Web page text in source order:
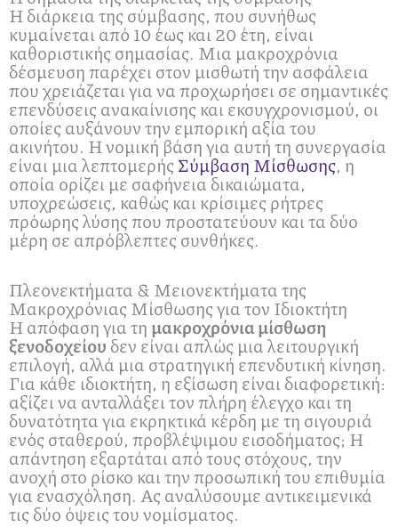
Η διάρκεια της σύμβασης, που συνήθως
κυμαίνεται από 10 έως και 20 έτη, είναι
καθοριστικής σημασίας. Μια μακροχρόνια
δέσμευση παρέχει στον μισθωτή την ασφάλεια
που χρειάζεται για να προχωρήσει σε σημαντικές
επενδύσεις ανακαίνισης και εκσυγχρονισμού, οι
οποίες αυξάνουν την εμπορική αξία του
ακινήτου. Η νομική βάση για αυτή τη συνεργασία
είναι μια λεπτομερής Σύμβαση Μίσθωσης, η
οποία ορίζει με σαφήνεια δικαιώματα,
υποχρεώσεις, καθώς και κρίσιμες ρήτρες
πρόωρης λύσης που προστατεύουν και τα δύο
μέρη σε απρόβλεπτες συνθήκες.
Πλεονεκτήματα & Μειονεκτήματα της
Μακροχρόνιας Μίσθωσης για τον Ιδιοκτήτη
Η απόφαση για τη μακροχρόνια μίσθωση
ξενοδοχείουδεν είναι απλώς μια λειτουργική
επιλογή, αλλά μια στρατηγική επενδυτική κίνηση.
Για κάθε ιδιοκτήτη, η εξίσωση είναι διαφορετική:
αξίζει να ανταλλάξει τον πλήρη έλεγχο και τη
δυνατότητα για εκρηκτικά κέρδη με τη σιγουριά
ενός σταθερού, προβλέψιμου εισοδήματος; Η
απάντηση εξαρτάται από τους στόχους, την
ανοχή στο ρίσκο και την προσωπική του επιθυμία
για ενασχόληση. Ας αναλύσουμε αντικειμενικά
τις δύο όψεις του νομίσματος.